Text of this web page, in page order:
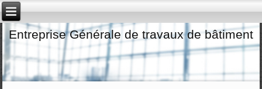
Entreprise Générale de travaux de bâtiment